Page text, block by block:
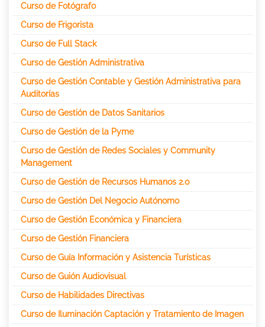
Curso de Fotógrafo
Curso de Frigorista
Curso de Full Stack
Curso de Gestión Administrativa
Curso de Gestión Contable y Gestión Administrativa para
Auditorías
Curso de Gestión de Datos Sanitarios
Curso de Gestión de la Pyme
Curso de Gestión de Redes Sociales y Community
Management
Curso de Gestión de Recursos Humanos 2.0
Curso de Gestión Del Negocio Autónomo
Curso de Gestión Económica y Financiera
Curso de Gestión Financiera
Curso de Guía Información y Asistencia Turísticas
Curso de Guión Audiovisual
Curso de Habilidades Directivas
Curso de Iluminación Captación y Tratamiento de Imagen